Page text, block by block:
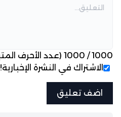
1000
/
1000 (عدد الأحرف
الاشتراك في النشرة الإخبارية!